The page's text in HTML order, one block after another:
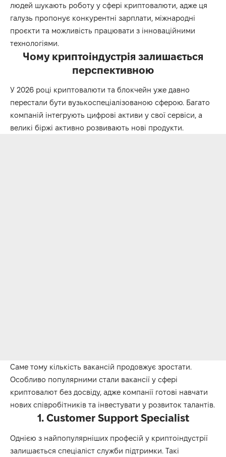
людей шукають роботу у сфері криптовалюти, адже ця
галузь пропонує конкурентні зарплати, міжнародні
проєкти та можливість працювати з інноваційними
технологіями.
Чому криптоіндустрія залишається
перспективною
У 2026 році криптовалюти та блокчейн уже давно
перестали бути вузькоспеціалізованою сферою. Багато
компаній інтегрують цифрові активи у свої сервіси, а
великі біржі активно розвивають нові продукти.
Саме тому кількість вакансій продовжує зростати.
Особливо популярними стали вакансії у сфері
криптовалют без досвіду, адже компанії готові навчати
нових співробітників та інвестувати у розвиток талантів.
1. Customer Support Specialist
Однією з найпопулярніших професій у криптоіндустрії
залишається спеціаліст служби підтримки. Такі